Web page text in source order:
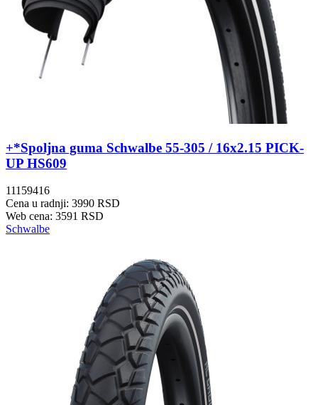
+*Spoljna guma Schwalbe 55-305 / 16x2.15 PICK-
UP HS609
11159416
Cena u radnji: 3990 RSD
Web cena: 3591 RSD
Schwalbe